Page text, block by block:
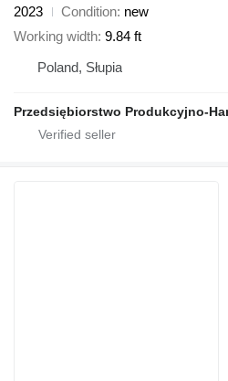
2023
Condition new
Working width 9.84 ft
Poland, Słupia